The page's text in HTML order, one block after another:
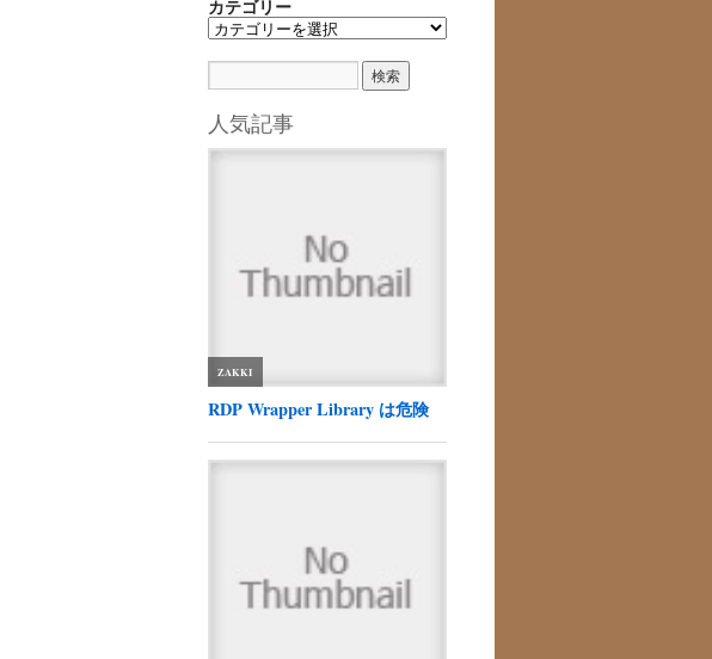
カテゴリー
カ
リ
ー
人気記事